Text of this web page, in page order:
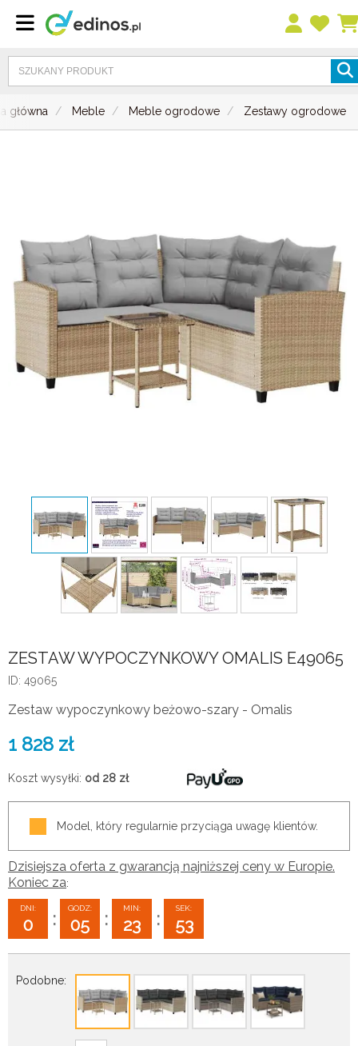
główna Meble Meble ogrodowe Zestawy ogrodowe
ZESTAW WYPOCZYNKOWY OMALIS E49065
ID: 49065
Zestaw wypoczynkowy beżowo-szary - Omalis
1 828 zł
Koszt wysyłki: od 28 zł
Model, który regularnie przyciąga uwagę klientów.
Dzisiejsza oferta z gwarancją najniższej ceny w Europie.
Koniec za:
DNI:
0 :
GODZ:
05 :
MIN:
23 :
SEK:
52
Podobne: